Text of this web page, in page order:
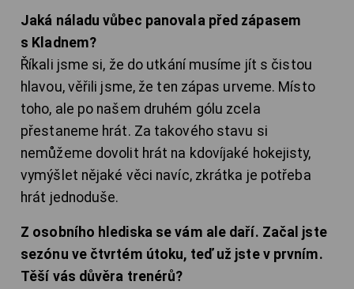
Jaká náladu vůbec panovala před zápasem
s Kladnem?
Říkali jsme si, že do utkání musíme jít s čistou
hlavou, věřili jsme, že ten zápas urveme. Místo
toho, ale po našem druhém gólu zcela
přestaneme hrát. Za takového stavu si
nemůžeme dovolit hrát na kdovíjaké hokejisty,
vymýšlet nějaké věci navíc, zkrátka je potřeba
hrát jednoduše.
Z osobního hlediska se vám ale daří. Začal jste
sezónu ve čtvrtém útoku, teď už jste v prvním.
Těší vás důvěra trenérů?